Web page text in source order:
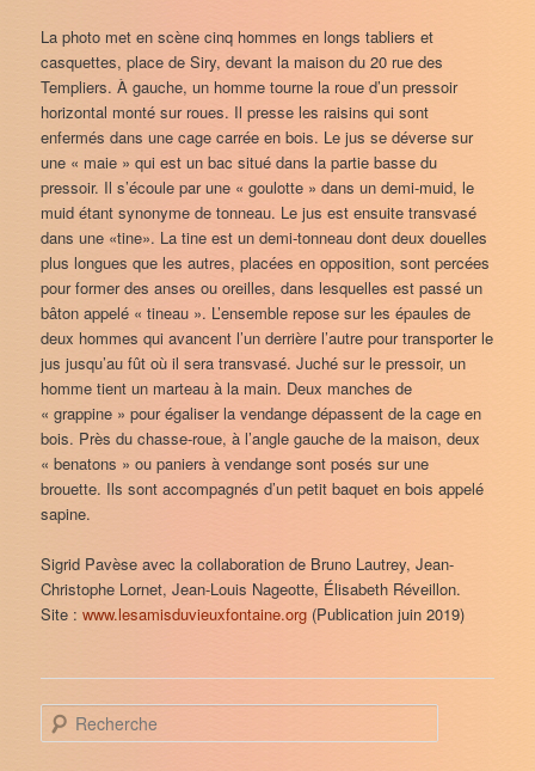
La photo met en scène cinq hommes en longs tabliers et
casquettes, place de Siry, devant la maison du 20 rue des
Templiers. À gauche, un homme tourne la roue d’un pressoir
horizontal monté sur roues. Il presse les raisins qui sont
enfermés dans une cage carrée en bois. Le jus se déverse sur
une « maie » qui est un bac situé dans la partie basse du
pressoir. Il s’écoule par une « goulotte » dans un demi-muid, le
muid étant synonyme de tonneau. Le jus est ensuite transvasé
dans une «tine». La tine est un demi-tonneau dont deux douelles
plus longues que les autres, placées en opposition, sont percées
pour former des anses ou oreilles, dans lesquelles est passé un
bâton appelé « tineau ». L’ensemble repose sur les épaules de
deux hommes qui avancent l’un derrière l’autre pour transporter le
jus jusqu’au fût où il sera transvasé. Juché sur le pressoir, un
homme tient un marteau à la main. Deux manches de
« grappine » pour égaliser la vendange dépassent de la cage en
bois. Près du chasse-roue, à l’angle gauche de la maison, deux
« benatons » ou paniers à vendange sont posés sur une
brouette. Ils sont accompagnés d’un petit baquet en bois appelé
sapine.
Sigrid Pavèse avec la collaboration de Bruno Lautrey, Jean-
Christophe Lornet, Jean-Louis Nageotte, Élisabeth Réveillon.
Site :www.lesamisduvieuxfontaine.org (Publication juin 2019)
e